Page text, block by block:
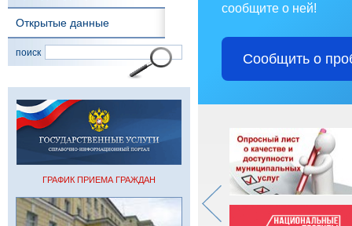
Открытые данные
поиск
ГРАФИК ПРИЕМА ГРАЖДАН
сообщите о ней!
Сообщить о